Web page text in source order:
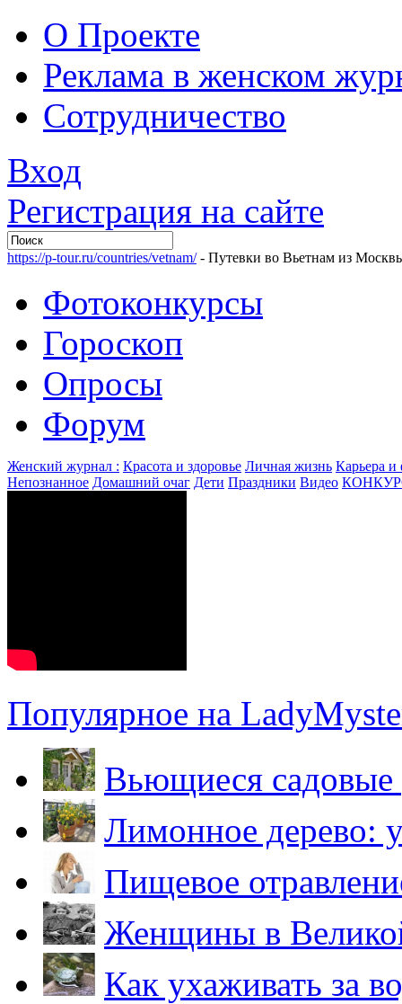
О Проекте
Реклама в женском
Сотрудничество
Вход
Регистрация на сайте
https://p-tour.ru/countries/vetnam/- Путевки во Вьетнам из
Фотоконкурсы
Гороскоп
Опросы
Форум
Женский журнал : Красота и здоровье Личная жизнь Карьера
Непознанное Домашний очаг Дети Праздники Видео
Популярное на
Вьющиеся садовые
Лимонное дерево:
Пищевое
Женщины в
Как ухаживать за